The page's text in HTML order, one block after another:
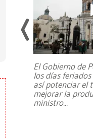
El Gobierno de
los días
así potenciar el
mejorar la
ministro...